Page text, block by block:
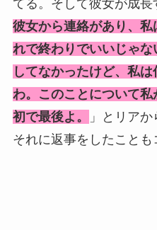
てる。そして彼女が成長
彼女から連絡があり、
れで終わりでいいじゃ
してなかったけど、私
わ。このことについて
初で最後よ。
」とリア
それに返事をしたことも